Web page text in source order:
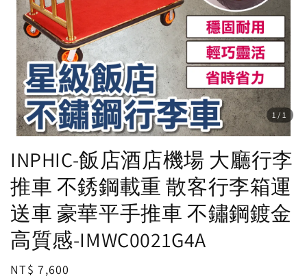
1 /1
INPHIC-飯店酒店機場 大廳行李
推車 不銹鋼載重 散客行李箱運
送車 豪華平手推車 不鏽鋼鍍金
高質感-IMWC0021G4A
Regular
NT$ 7,600